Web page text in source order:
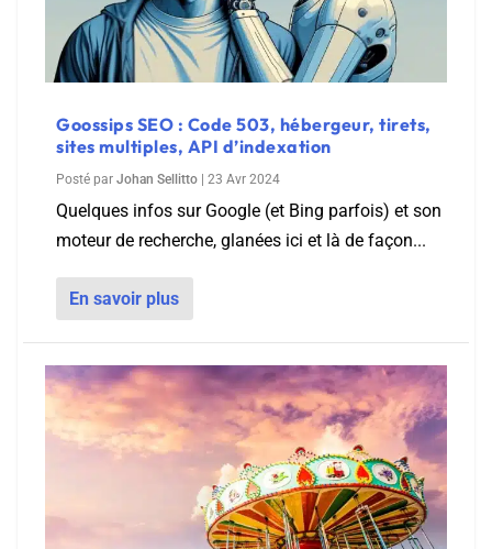
Goossips SEO : Code 503, hébergeur, tirets,
sites multiples, API d’indexation
Posté par Johan Sellitto 23 Avr 2024
Quelques infos sur Google (et Bing parfois) et son
moteur de recherche, glanées ici et là de façon...
En savoir plus